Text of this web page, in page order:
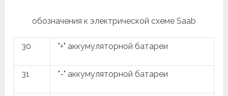
обозначения к электрической схеме Saab
30 "+" аккумуляторной батареи
31 "-" аккумуляторной батареи